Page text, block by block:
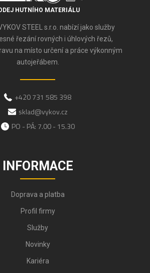
HUTNÍHO MATERIÁLU
STEEL s.r.o. nabízí jako služby
řezání rovných i úhlových řezů,
na místo určení a práce výkonným
autojeřábem.
+420 731 585 398
sklad@vykov.cz
PO - PÁ: 7.00 - 15.30
INFORMACE
Doprava a platba
Profil firmy
Služby
Novinky
Kariéra